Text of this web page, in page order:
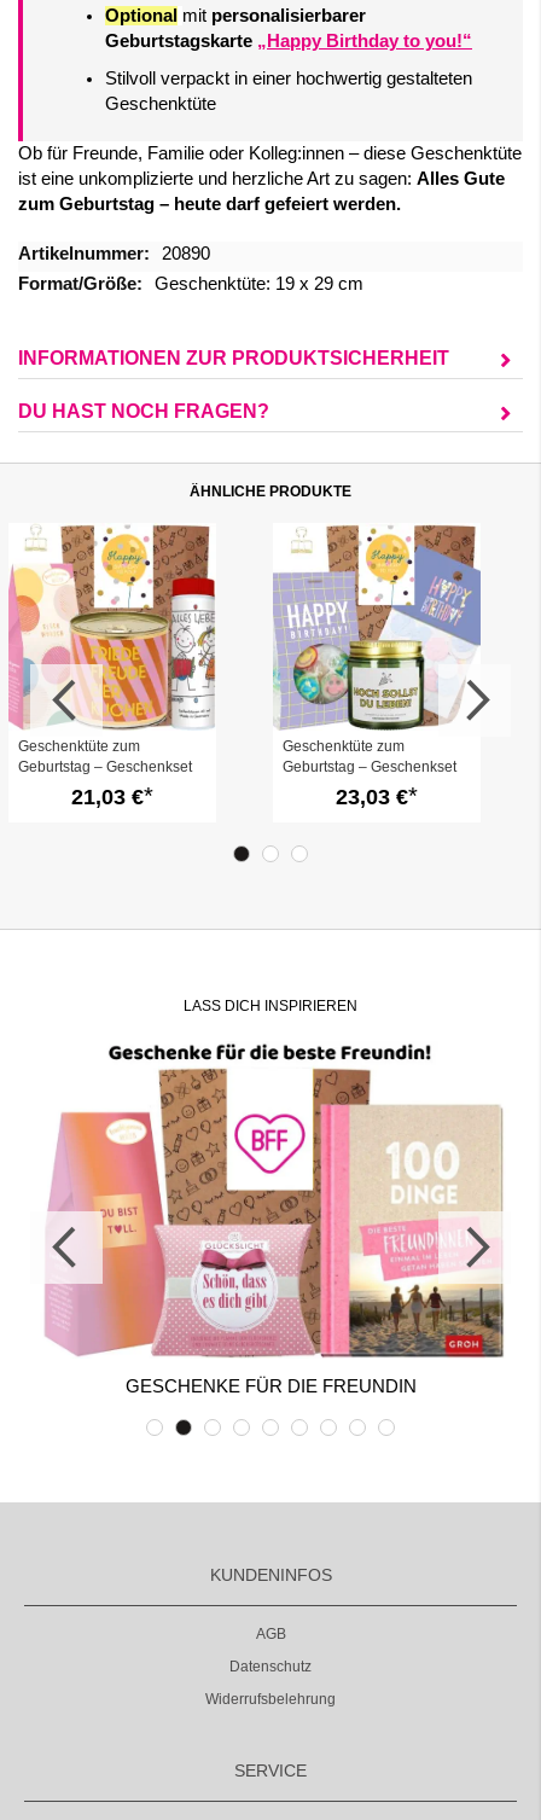
Optional mit personalisierbarer
Geburtstagskarte „Happy Birthday to you!“
Stilvoll verpackt in einer hochwertig gestalteten
Geschenktüte
Ob für Freunde, Familie oder Kolleg:innen – diese Geschenktüte
ist eine unkomplizierte und herzliche Art zu sagen: Alles Gute
zum Geburtstag – heute darf gefeiert werden.
Mehr
Informationen
20890
Geschenktüte: 19 x 29 cm
INFORMATIONEN ZUR PRODUKTSICHERHEIT
DU HAST NOCH FRAGEN?
ÄHNLICHE PRODUKTE
Geschenktüte zum
Geburtstag – Geschenkset
„Happy Birthday to you!“ (Set
21,03 €
Geschenktüte zum
Geburtstag – Geschenkset
„Happy Birthday to you!“ (Set
23,03 €
LASS DICH INSPIRIEREN
GESCHENKE FÜR DIE FREUNDIN
KUNDENINFOS
AGB
Datenschutz
Widerrufsbelehrung
SERVICE